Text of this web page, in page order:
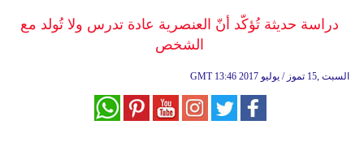
دراسة حديثة تُؤكّد أنّ العنصرية عادة تدرس ولا تُولد مع
الشخص
GMT 13:46 2017 السبت ,15 تموز / يوليو